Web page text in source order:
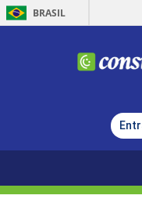
BRASIL